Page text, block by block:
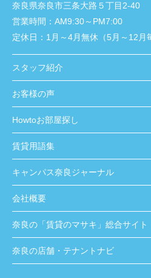
奈良県奈良市三条大路５丁目2-40
営業時間： AM9:30～PM7:00
定休日： 1月～4月無休（5月～12月
スタッフ紹介
お客様の声
Howtoお部屋探し
賃貸用語集
キャンパス奈良ジャーナル
会社概要
奈良の「賃貸のマサキ」総合サイト
奈良の店舗・テナントナビ